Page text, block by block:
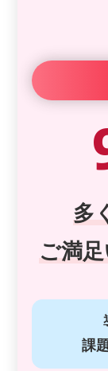
多
ご満
課